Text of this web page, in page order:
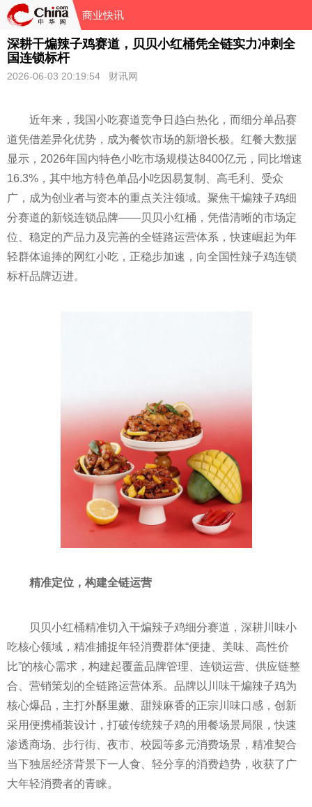
商业快讯
深耕干煸辣子鸡赛道，贝贝小红桶凭全链实力冲刺全
国连锁标杆
2026-06-03 20:19:54 财讯网
近年来，我国小吃赛道竞争日趋白热化，而细分单品赛
道凭借差异化优势，成为餐饮市场的新增长极。红餐大数据
显示，2026年国内特色小吃市场规模达8400亿元，同比增速
16.3%，其中地方特色单品小吃因易复制、高毛利、受众
广，成为创业者与资本的重点关注领域。聚焦干煸辣子鸡细
分赛道的新锐连锁品牌——贝贝小红桶，凭借清晰的市场定
位、稳定的产品力及完善的全链路运营体系，快速崛起为年
轻群体追捧的网红小吃，正稳步加速，向全国性辣子鸡连锁
标杆品牌迈进。
精准定位，构建全链运营
贝贝小红桶精准切入干煸辣子鸡细分赛道，深耕川味小
吃核心领域，精准捕捉年轻消费群体“便捷、美味、高性价
比”的核心需求，构建起覆盖品牌管理、连锁运营、供应链整
合、营销策划的全链路运营体系。品牌以川味干煸辣子鸡为
核心爆品，主打外酥里嫩、甜辣麻香的正宗川味口感，创新
采用便携桶装设计，打破传统辣子鸡的用餐场景局限，快速
渗透商场、步行街、夜市、校园等多元消费场景，精准契合
当下独居经济背景下一人食、轻分享的消费趋势，收获了广
大年轻消费者的青睐。